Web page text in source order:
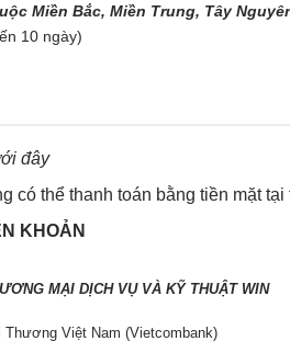
Miền Bắc, Miền Trung, Tây
10 ngày)
đây
có thể thanh toán bằng tiền mặt
KHOẢN
MẠI DỊCH VỤ VÀ KỸ THUẬT WIN
Thương Việt Nam (Vietcombank)